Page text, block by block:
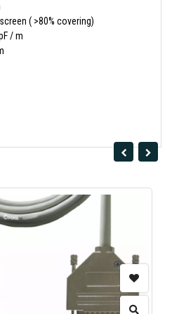
( >80% covering)
/ m